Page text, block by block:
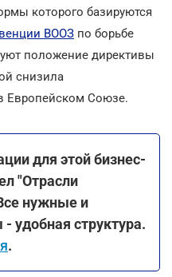
которого базируются
ВООЗ по борьбе
положение директивы
снизила
Европейском Союзе.
для этой бизнес-
"Отрасли
нужные и
удобная структура.
.